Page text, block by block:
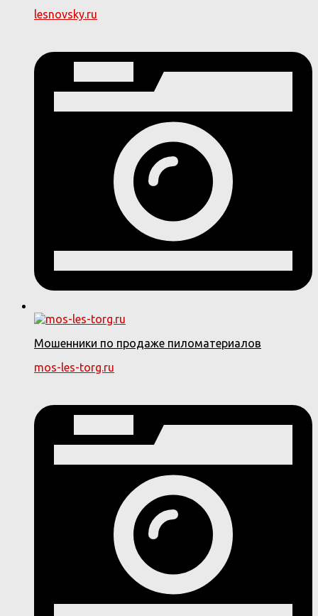
lesnovsky.ru
Мошенники по продаже пиломатериалов
mos-les-torg.ru